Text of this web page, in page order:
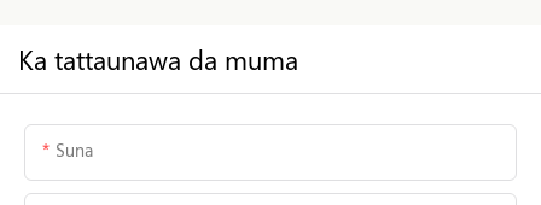
Ka tattaunawa da muma
Suna